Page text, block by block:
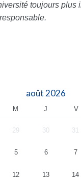
toujours plus
août2026
M J V
29 30 31
5 6 7
12 13 14